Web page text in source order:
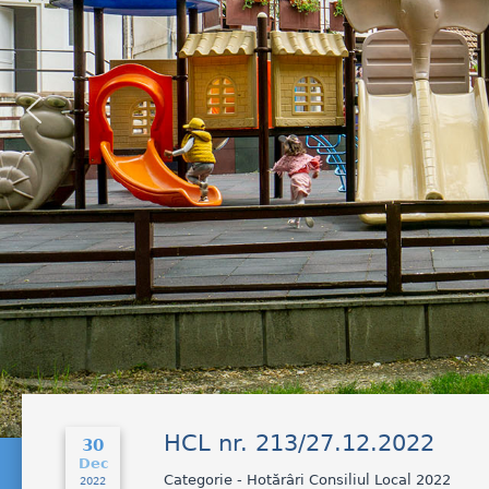
30
Dec
2022
HCL nr. 213/27.12.2022
Categorie - Hotărâri Consiliul Local 2022